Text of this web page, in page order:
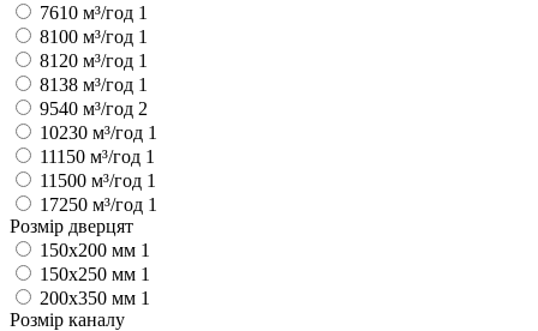
7610 м³/год 1
8100 м³/год 1
8120 м³/год 1
8138 м³/год 1
9540 м³/год 2
10230 м³/год 1
11150 м³/год 1
11500 м³/год 1
17250 м³/год 1
Розмір дверцят
150х200 мм 1
150х250 мм 1
200х350 мм 1
Розмір каналу